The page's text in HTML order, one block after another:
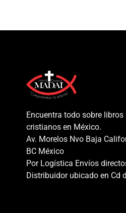
Encuentra todo sobre libros
cristianos en México.
Av. Morelos Nvo Baja
BC México
Por Logística Envíos
Distribuidor ubicado en Cd